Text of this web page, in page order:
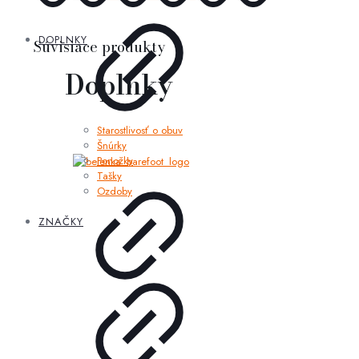
DOPLNKY
Doplnky
Starostlivosť o obuv
Šnúrky
Ponožky
Tašky
Ozdoby
ZNAČKY
Súvisiace produkty